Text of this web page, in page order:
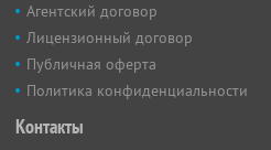
Агентский договор
Лицензионный договор
Публичная оферта
Политика конфиденциальности
Контакты